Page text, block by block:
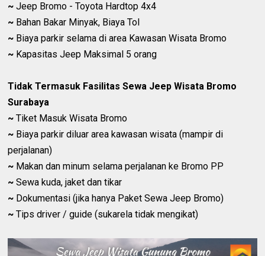
~ Jeep Bromo - Toyota Hardtop 4x4
~ Bahan Bakar Minyak, Biaya Tol
~ Biaya parkir selama di area Kawasan Wisata Bromo
~ Kapasitas Jeep Maksimal 5 orang
Tidak Termasuk Fasilitas Sewa Jeep Wisata Bromo
Surabaya
~ Tiket Masuk Wisata Bromo
~ Biaya parkir diluar area kawasan wisata (mampir di
perjalanan)
~ Makan dan minum selama perjalanan ke Bromo PP
~ Sewa kuda, jaket dan tikar
~ Dokumentasi (jika hanya Paket Sewa Jeep Bromo)
~ Tips driver / guide (sukarela tidak mengikat)